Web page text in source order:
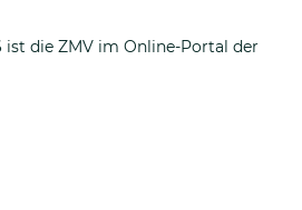
ist die ZMV im Online-Portal der